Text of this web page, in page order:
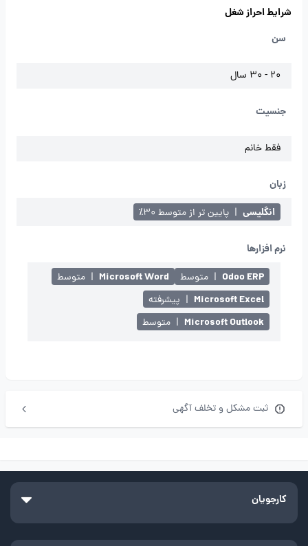
شرایط احراز شغل
سن
20 - 30 سال
جنسیت
فقط خانم
زبان
انگلیسی | پایین تر از متوسط ۳۰٪
نرم افزارها
Odoo ERP
| متوسط Microsoft Word
| متوسط
Microsoft Excel
| پیشرفته
Microsoft Outlook
| متوسط
ثبت مشکل و تخلف آگهی
کارجویان